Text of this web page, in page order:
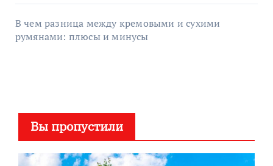
В чем разница между кремовыми и сухими
румянами: плюсы и минусы
Вы пропустили